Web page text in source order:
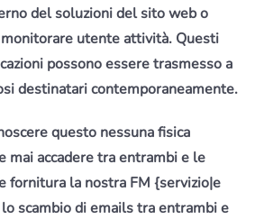
del soluzioni del sito web o
utente attività. Questi
possono essere trasmesso a
destinatari contemporaneamente.
questo nessuna fisica
mai accadere tra entrambi e le
fornitura la nostra FM {servizio|e
scambio di emails tra entrambi e